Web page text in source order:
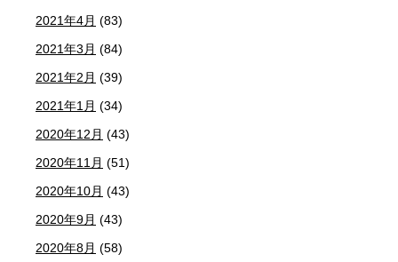
2021年4月 (83)
2021年3月 (84)
2021年2月 (39)
2021年1月 (34)
2020年12月 (43)
2020年11月 (51)
2020年10月 (43)
2020年9月 (43)
2020年8月 (58)